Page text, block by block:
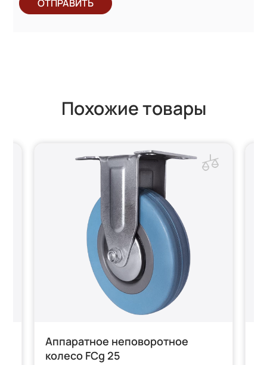
ОТПРАВИТЬ
Похожие товары
Аппаратное неповоротное
колесо FCg 25